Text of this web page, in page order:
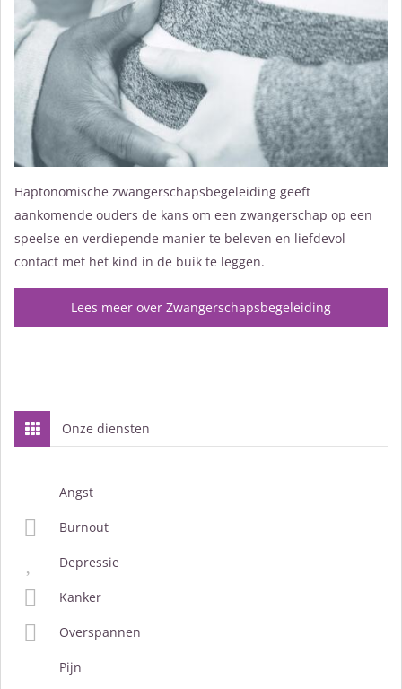
Haptonomische zwangerschapsbegeleiding geeft
aankomende ouders de kans om een zwangerschap op een
speelse en verdiepende manier te beleven en liefdevol
contact met het kind in de buik te leggen.
Lees meer over Zwangerschapsbegeleiding
Onze diensten
Angst
Burnout
Depressie
Kanker
Overspannen
Pijn